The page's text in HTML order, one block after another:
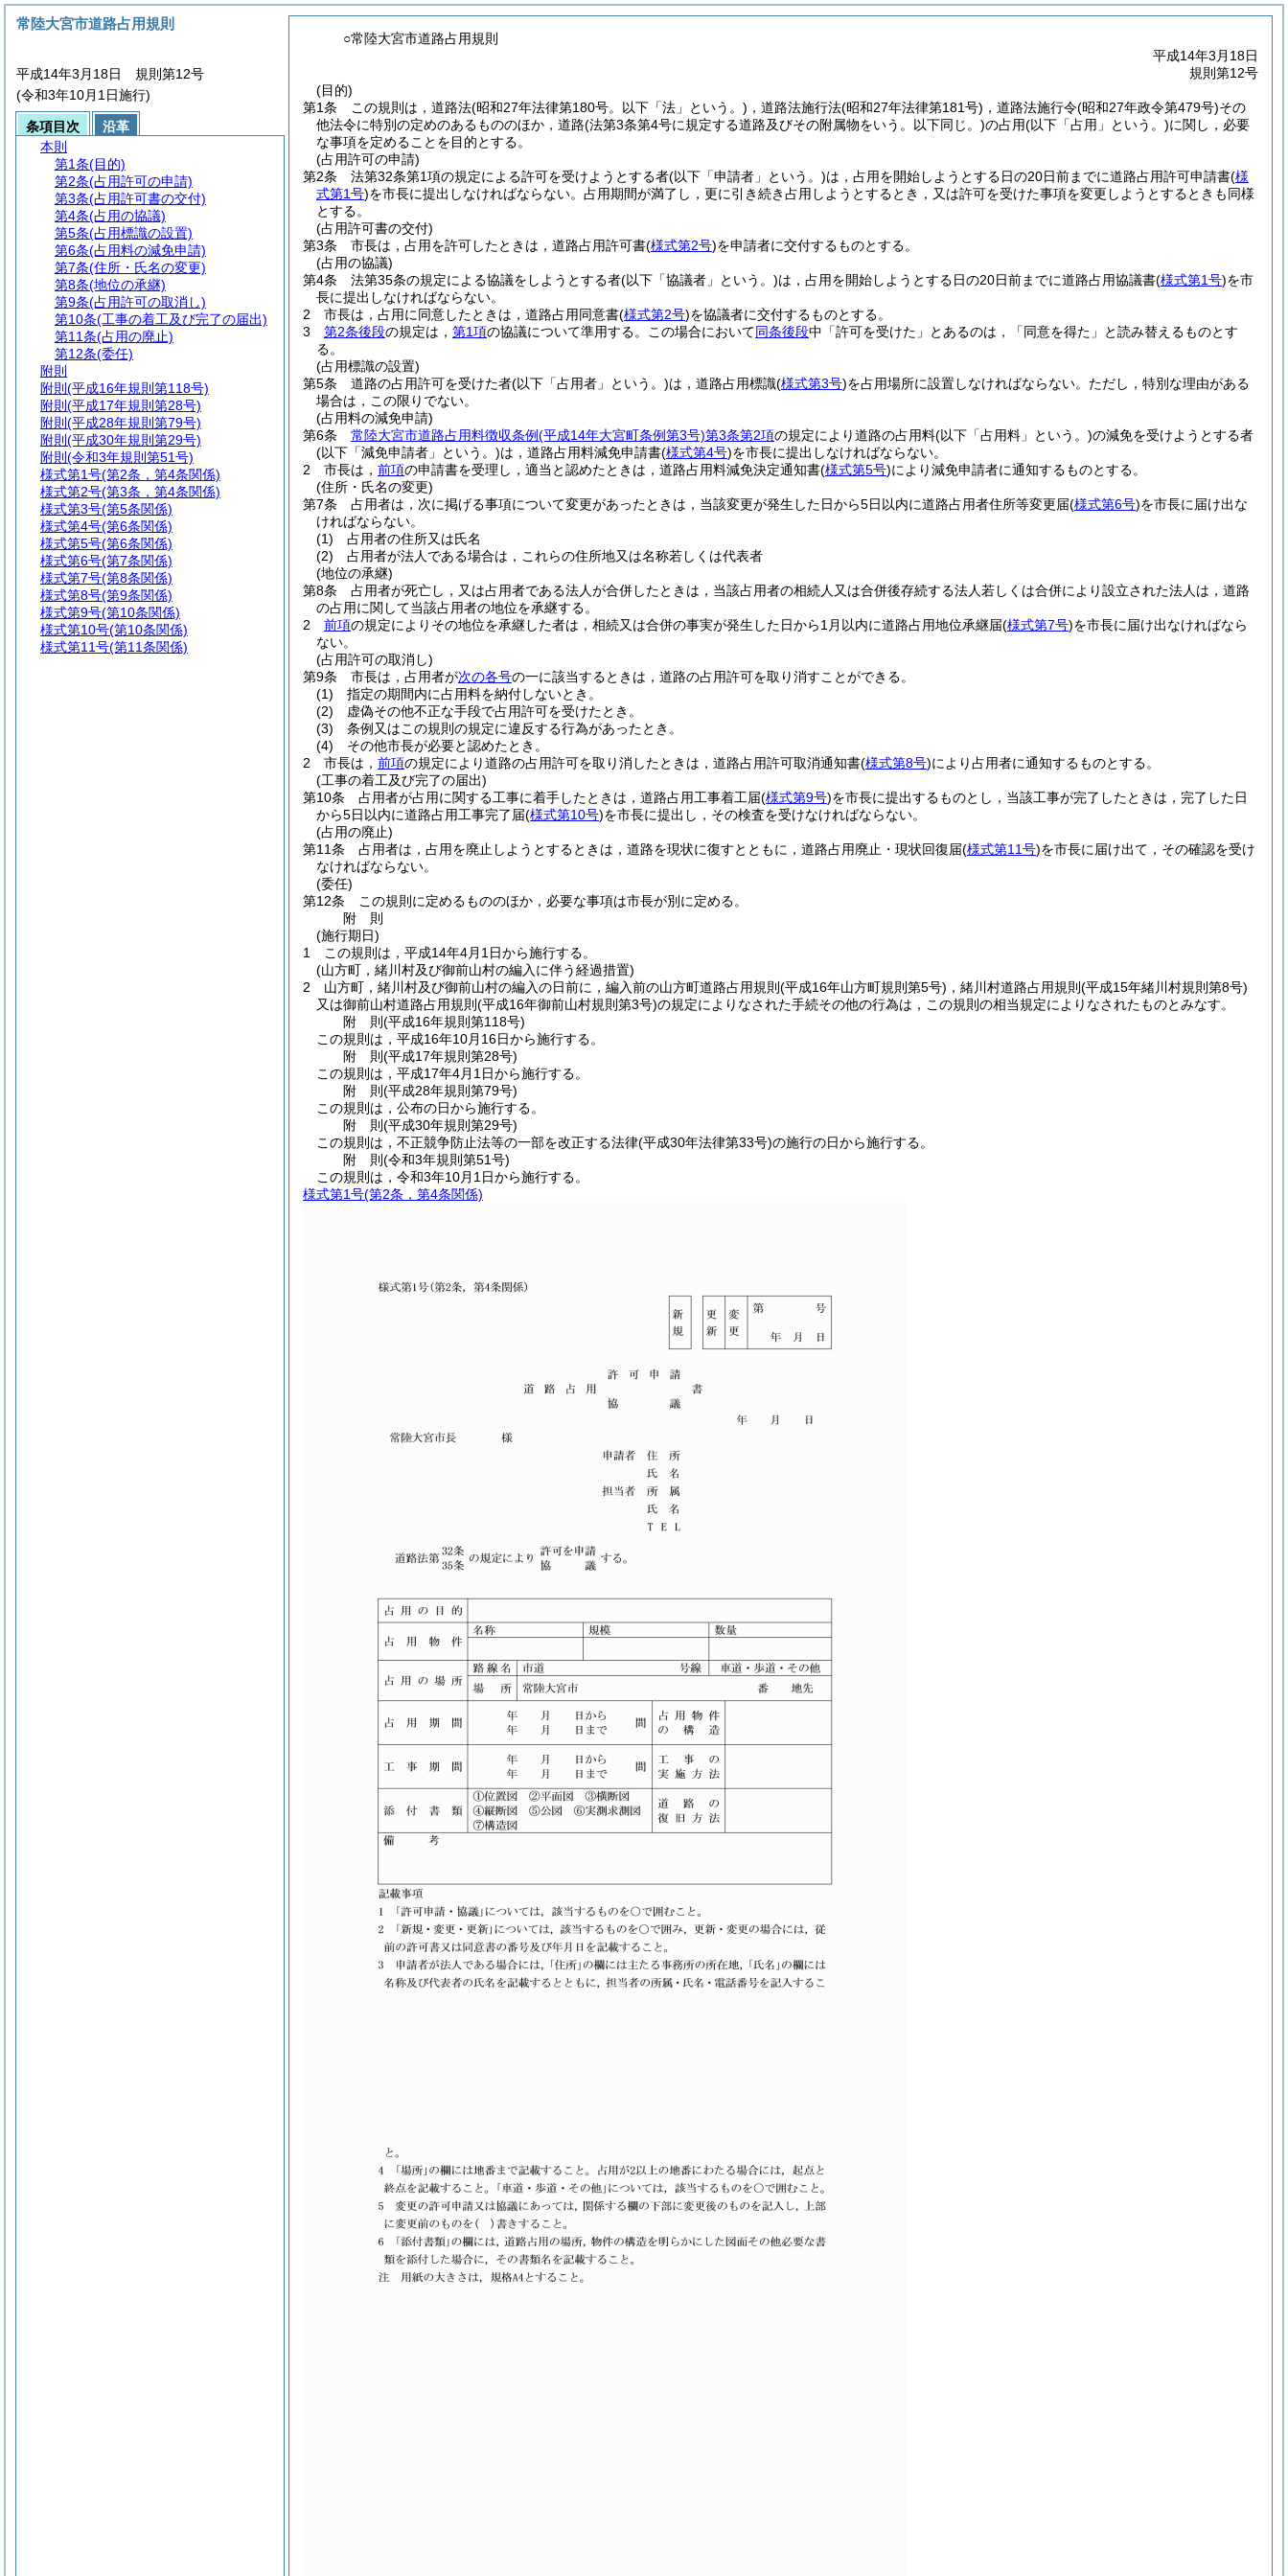
○常陸大宮市道路占用規則
平成14年3月18日
規則第12号
(目的)
第1条
この規則は，道路法(昭和27年法律第180号。以下「法」という。) ，道路法施行法(昭和27年法律第181号) ，道路法施行令(昭和27年政令第479号)その
他法令に特別の定めのあるもののほか，道路(法第3条第4号に規定する道路及びその附属物をいう。以下同じ。)の占用(以下「占用」という。)に関し，必要
な事項を定めることを目的とする。
(占用許可の申請)
第2条
法第32条第1項の規定による許可を受けようとする者(以下「申請者」という。)は，占用を開始しようとする日の20日前までに道路占用許可申請書(様
式第1号)を市長に提出しなければならない。 占用期間が満了し，更に引き続き占用しようとするとき，又は許可を受けた事項を変更しようとするときも同様
とする。
(占用許可書の交付)
第3条
市長は，占用を許可したときは，道路占用許可書(様式第2号)を申請者に交付するものとする。
(占用の協議)
第4条
法第35条の規定による協議をしようとする者(以下「協議者」という。)は，占用を開始しようとする日の20日前までに道路占用協議書(様式第1号)を市
長に提出しなければならない。
2
市長は，占用に同意したときは，道路占用同意書(様式第2号)を協議者に交付するものとする。
3
第2条後段の規定は， 第1項の協議について準用する。 この場合において同条後段中「許可を受けた」とあるのは，「同意を得た」と読み替えるものとす
る。
(占用標識の設置)
第5条
道路の占用許可を受けた者(以下「占用者」という。)は，道路占用標識(様式第3号)を占用場所に設置しなければならない。 ただし，特別な理由がある
場合は，この限りでない。
(占用料の減免申請)
第6条
常陸大宮市道路占用料徴収条例(平成14年大宮町条例第3号)第3条第2項の規定により道路の占用料(以下「占用料」という。)の減免を受けようとする者
(以下「減免申請者」という。)は，道路占用料減免申請書(様式第4号)を市長に提出しなければならない。
2
市長は， 前項の申請書を受理し，適当と認めたときは，道路占用料減免決定通知書(様式第5号)により減免申請者に通知するものとする。
(住所・氏名の変更)
第7条
占用者は，次に掲げる事項について変更があったときは，当該変更が発生した日から5日以内に道路占用者住所等変更届(様式第6号)を市長に届け出な
ければならない。
(1)
占用者の住所又は氏名
(2)
占用者が法人である場合は，これらの住所地又は名称若しくは代表者
(地位の承継)
第8条
占用者が死亡し，又は占用者である法人が合併したときは，当該占用者の相続人又は合併後存続する法人若しくは合併により設立された法人は，道路
の占用に関して当該占用者の地位を承継する。
2
前項の規定によりその地位を承継した者は，相続又は合併の事実が発生した日から1月以内に道路占用地位承継届(様式第7号)を市長に届け出なければなら
ない。
(占用許可の取消し)
第9条
市長は，占用者が次の各号の一に該当するときは，道路の占用許可を取り消すことができる。
(1)
指定の期間内に占用料を納付しないとき。
(2)
虚偽その他不正な手段で占用許可を受けたとき。
(3)
条例又はこの規則の規定に違反する行為があったとき。
(4)
その他市長が必要と認めたとき。
2
市長は， 前項の規定により道路の占用許可を取り消したときは，道路占用許可取消通知書(様式第8号)により占用者に通知するものとする。
(工事の着工及び完了の届出)
第10条
占用者が占用に関する工事に着手したときは，道路占用工事着工届(様式第9号)を市長に提出するものとし，当該工事が完了したときは，完了した日
から5日以内に道路占用工事完了届(様式第10号)を市長に提出し，その検査を受けなければならない。
(占用の廃止)
第11条
占用者は，占用を廃止しようとするときは，道路を現状に復すとともに，道路占用廃止・現状回復届(様式第11号)を市長に届け出て，その確認を受け
なければならない。
(委任)
第12条
この規則に定めるもののほか，必要な事項は市長が別に定める。
附 則
(施行期日)
1
この規則は，平成14年4月1日から施行する。
(山方町，緒川村及び御前山村の編入に伴う経過措置)
2
山方町，緒川村及び御前山村の編入の日前に，編入前の山方町道路占用規則 (平成16年山方町規則第5号) ，緒川村道路占用規則 (平成15年緒川村規則第8号)
又は御前山村道路占用規則 (平成16年御前山村規則第3号)の規定によりなされた手続その他の行為は，この規則の相当規定によりなされたものとみなす。
附 則(平成16年規則第118号)
この規則は，平成16年10月16日から施行する。
附 則(平成17年規則第28号)
この規則は，平成17年4月1日から施行する。
附 則(平成28年規則第79号)
この規則は，公布の日から施行する。
附 則(平成30年規則第29号)
この規則は，不正競争防止法等の一部を改正する法律(平成30年法律第33号)の施行の日から施行する。
附 則(令和3年規則第51号)
この規則は，令和3年10月1日から施行する。
様式第1号(第2条，第4条関係)
常陸大宮市道路占用規則
平成14年3月18日 規則第12号
(令和3年10月1日施行)
条項目次
沿革
本則
第1条(目的)
第2条(占用許可の申請)
第3条(占用許可書の交付)
第4条(占用の協議)
第5条(占用標識の設置)
第6条(占用料の減免申請)
第7条(住所・氏名の変更)
第8条(地位の承継)
第9条(占用許可の取消し)
第10条(工事の着工及び完了の届出)
第11条(占用の廃止)
第12条(委任)
附則
附則 (平成16年規則第118号)
附則 (平成17年規則第28号)
附則 (平成28年規則第79号)
附則 (平成30年規則第29号)
附則 (令和3年規則第51号)
様式第1号(第2条，第4条関係)
様式第2号(第3条，第4条関係)
様式第3号(第5条関係)
様式第4号(第6条関係)
様式第5号(第6条関係)
様式第6号(第7条関係)
様式第7号(第8条関係)
様式第8号(第9条関係)
様式第9号(第10条関係)
様式第10号(第10条関係)
様式第11号(第11条関係)